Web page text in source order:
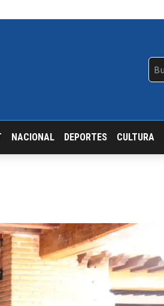
NACIONAL DEPORTES CULTURA